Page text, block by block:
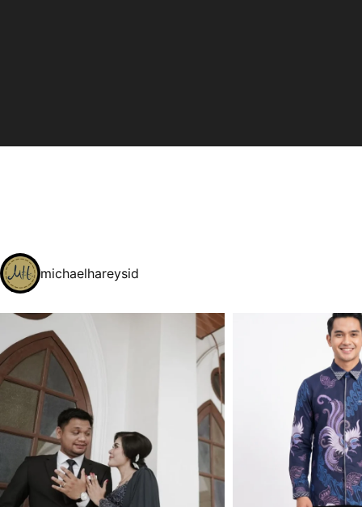
michaelhareysid